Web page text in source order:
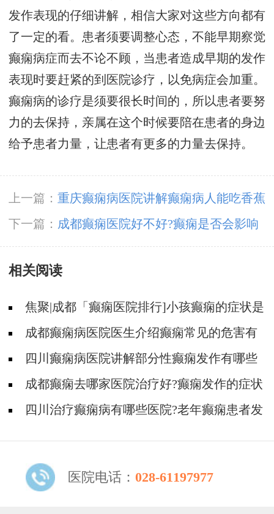
发作表现的仔细讲解，相信大家对这些方向都有
了一定的看。患者须要调整心态，不能早期察觉
癫痫病症而去不论不顾，当患者造成早期的发作
表现时要赶紧的到医院诊疗，以免病症会加重。
癫痫病的诊疗是须要很长时间的，所以患者要努
力的去保持，亲属在这个时候要陪在患者的身边
给予患者力量，让患者有更多的力量去保持。
上一篇： 重庆癫痫病医院讲解癫痫病人能吃香蕉
吗?
下一篇： 成都癫痫医院好不好?癫痫是否会影响
小儿智力?
相关阅读
焦聚|成都「癫痫医院排行]小孩癫痫的症状是
什么?成都癫痫病医院医生介绍癫痫常见的危害有
哪些！四川癫痫病医院讲解部分性癫痫发作有哪些
具体表现形式？
成都癫痫去哪家医院治疗好?癫痫发作的症状
有哪些?
四川治疗癫痫病有哪些医院?老年癫痫患者发
医院电话： 028-61197977